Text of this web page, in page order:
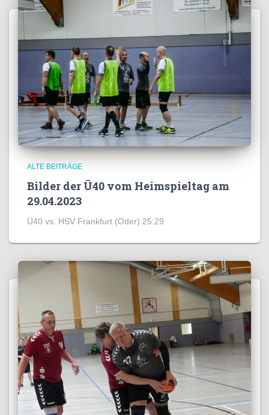
ALTE BEITRÄGE
Bilder der Ü40 vom Heimspieltag am
29.04.2023
Ü40 vs. HSV Frankfurt (Oder) 25:29